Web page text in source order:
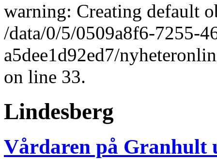
warning: Creating default
/data/0/5/0509a8f6-7255-
a5dee1d92ed7/
on line 33.
Lindesberg
Vårdaren på Granhult